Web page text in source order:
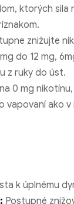
ktorých
znižujte
do 12 mg,
z ruky do úst.
0 mg
ako
k úplnému
Postupné